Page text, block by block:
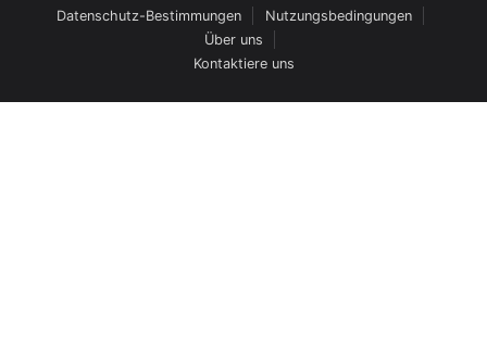
Datenschutz-Bestimmungen
Nutzungsbedingungen
Über uns
Kontaktiere uns